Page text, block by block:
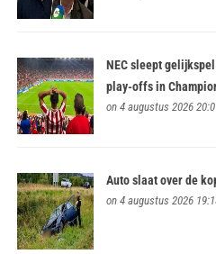
NEC sleept
play-offs in
on 4 augustus 2026
Auto slaat over de
on 4 augustus 2026